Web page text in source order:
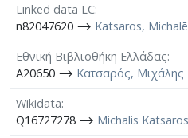
Linked data LC
n82047620 ⟶ Katsaros,
Εθνική Βιβλιοθήκη Ελλάδας
A20650 ⟶ Κατσαρός, Μιχάλης
Wikidata
Q16727278 ⟶ Michalis Katsaros